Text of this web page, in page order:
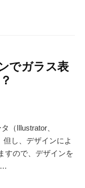
でガラス表
（Illustrator、
但し、デザインによ
すので、デザインを
…